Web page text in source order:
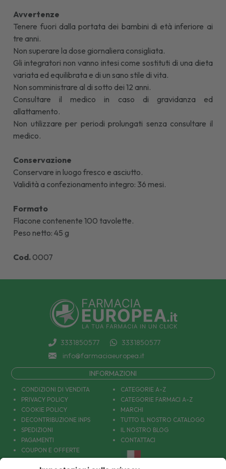
Avvertenze
Tenere fuori dalla portata dei bambini di età inferiore ai
tre anni.
Non superare la dose giornaliera consigliata.
Gli integratori non vanno intesi come sostituti di una dieta
variata ed equilibrata e di un sano stile di vita.
Non somministrare al di sotto dei 12 anni.
Consultare il medico in caso di gravidanza ed
allattamento.
Non utilizzare per periodi prolungati senza consultare il
medico.
Conservazione
Conservare in luogo fresco e asciutto.
Validità a confezionamento integro: 36 mesi.
Formato
Flacone contenente 100 tavolette.
Peso netto: 45 g
Cod. 0007
3331850577
3331850577
info@farmaciaeuropea.it
INFORMAZIONI
CONDIZIONI DI VENDITA
PRIVACY POLICY
COOKIE POLICY
DECONTRIBUZIONE INPS
SPEDIZIONI
PAGAMENTI
COUPON E OFFERTE
PATOLOGIE: CAUSE E RIMEDI
CATEGORIE A-Z
CATEGORIE FARMACI A-Z
MARCHI
TUTTO IL NOSTRO CATALOGO
IL NOSTRO BLOG
CONTATTACI